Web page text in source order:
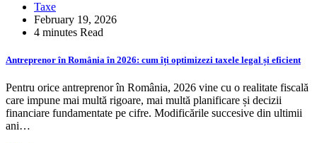
Taxe
February 19, 2026
4 minutes Read
Antreprenor în România în 2026: cum îți optimizezi taxele legal și eficient
Pentru orice antreprenor în România, 2026 vine cu o realitate fiscală
care impune mai multă rigoare, mai multă planificare și decizii
financiare fundamentate pe cifre. Modificările succesive din ultimii
ani…